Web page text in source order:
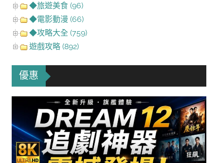
◆旅遊美食 (96)
◆電影動漫 (66)
◆攻略大全 (759)
遊戲攻略 (892)
優惠